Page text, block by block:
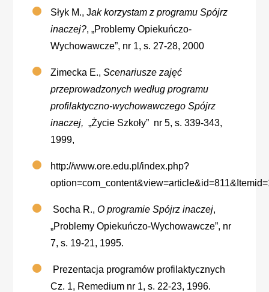
Słyk M., Jak korzystam z programu Spójrz
inaczej?, „Problemy Opiekuńczo-
Wychowawcze”, nr 1, s. 27-28, 2000
Zimecka E.,Scenariusze zajęć
przeprowadzonych według programu
profilaktyczno-wychowawczego Spójrz
inaczej,„Życie Szkoły” nr 5, s. 339-343,
1999,
http://www.ore.edu.pl/index.php?
Socha R.,O programie Spójrz inaczej,
„Problemy Opiekuńczo-Wychowawcze”, nr
7, s. 19-21, 1995.
Prezentacja programów profilaktycznych
Cz. 1, Remedium nr 1, s. 22-23, 1996.